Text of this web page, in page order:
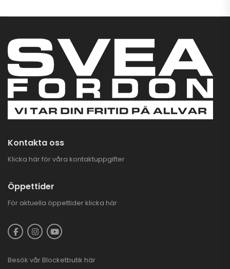
7.995,00kr
CFMOTO CFORCE
625 TOURING EFI EPS
4X4
93.900,00 kr
97.900,00kr
GOES 500 L EPS
TERROX BY CFMOTO
Kontakta oss
Klicka här för våra kontaktuppgifter
Öppettider
För aktuella öppettider klicka här
Besök vår Blocketbutik här